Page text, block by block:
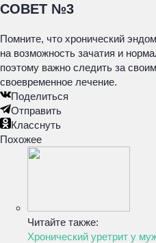
СОВЕТ №3
Помните, что хронический
на возможность зачатия и
поэтому важно следить за
своевременное лечение.
Поделиться
Отправить
Класснуть
Похожее
Читайте также:
Хронический уретрит у